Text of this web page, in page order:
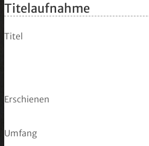
Titelaufnahme
Titel
Erschienen
Umfang